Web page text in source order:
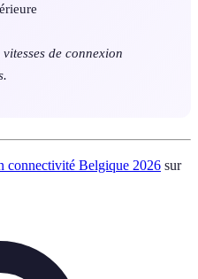
de connexion
connectivité Belgique 2026 sur